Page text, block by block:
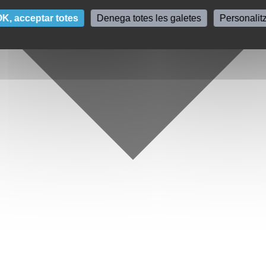
acceptar totes Denega totes les galetes